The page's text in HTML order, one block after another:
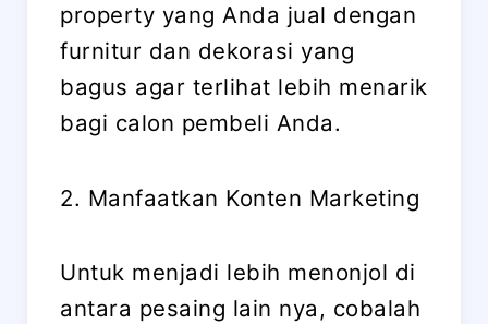
property yang Anda jual dengan
furnitur dan dekorasi yang
bagus agar terlihat lebih menarik
bagi calon pembeli Anda.
2. Manfaatkan Konten Marketing
Untuk menjadi lebih menonjol di
antara pesaing lain nya, cobalah